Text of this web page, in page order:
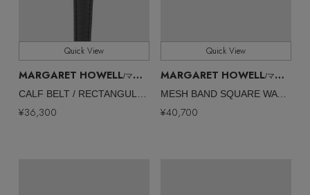
Quick View
MARGARET HOWELL/マーガレット・ハウエル
¥36,300
Quick View
MARGARET HOWELL/マーガレット・ハウエル
MESH BAND SQUARE WATCH
¥40,700